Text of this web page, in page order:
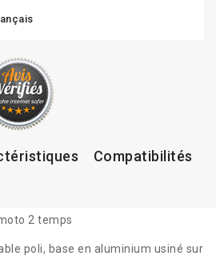
Compatibilités
2 temps
poli, base en aluminium usiné sur